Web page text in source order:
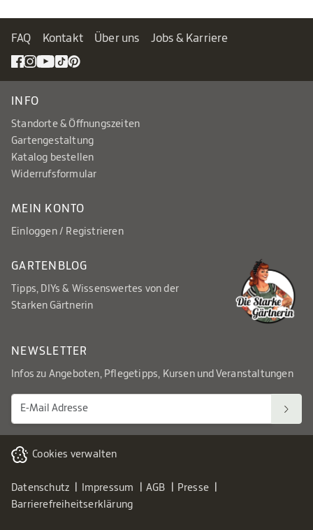
FAQ Kontakt Über uns Jobs & Karriere
INFO
Standorte & Öffnungszeiten
Gartengestaltung
Katalog bestellen
Widerrufsformular
MEIN KONTO
Einloggen / Registrieren
GARTENBLOG
Tipps, DIYs & Wissenswertes von der
Starken Gärtnerin
NEWSLETTER
Infos zu Angeboten, Pflegetipps, Kursen und Veranstaltungen
Cookies verwalten
Datenschutz Impressum AGB
Presse
Barrierefreiheitserklärung